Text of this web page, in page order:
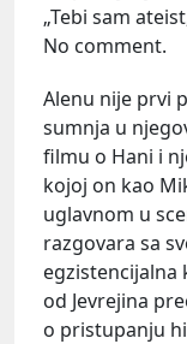
„Tebi sam
No comment.
Alenu nije prvi
sumnja u
filmu o Hani i
kojoj on kao
uglavnom u
razgovara sa
egzistencijalna
od Jevrejina
o pristupanju